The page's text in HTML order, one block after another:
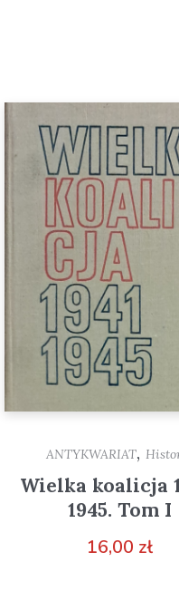
ANTYKWARIAT,
Wielka koalicja
1945. Tom I
16,00 zł